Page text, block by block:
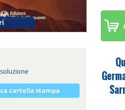
cartella stampa